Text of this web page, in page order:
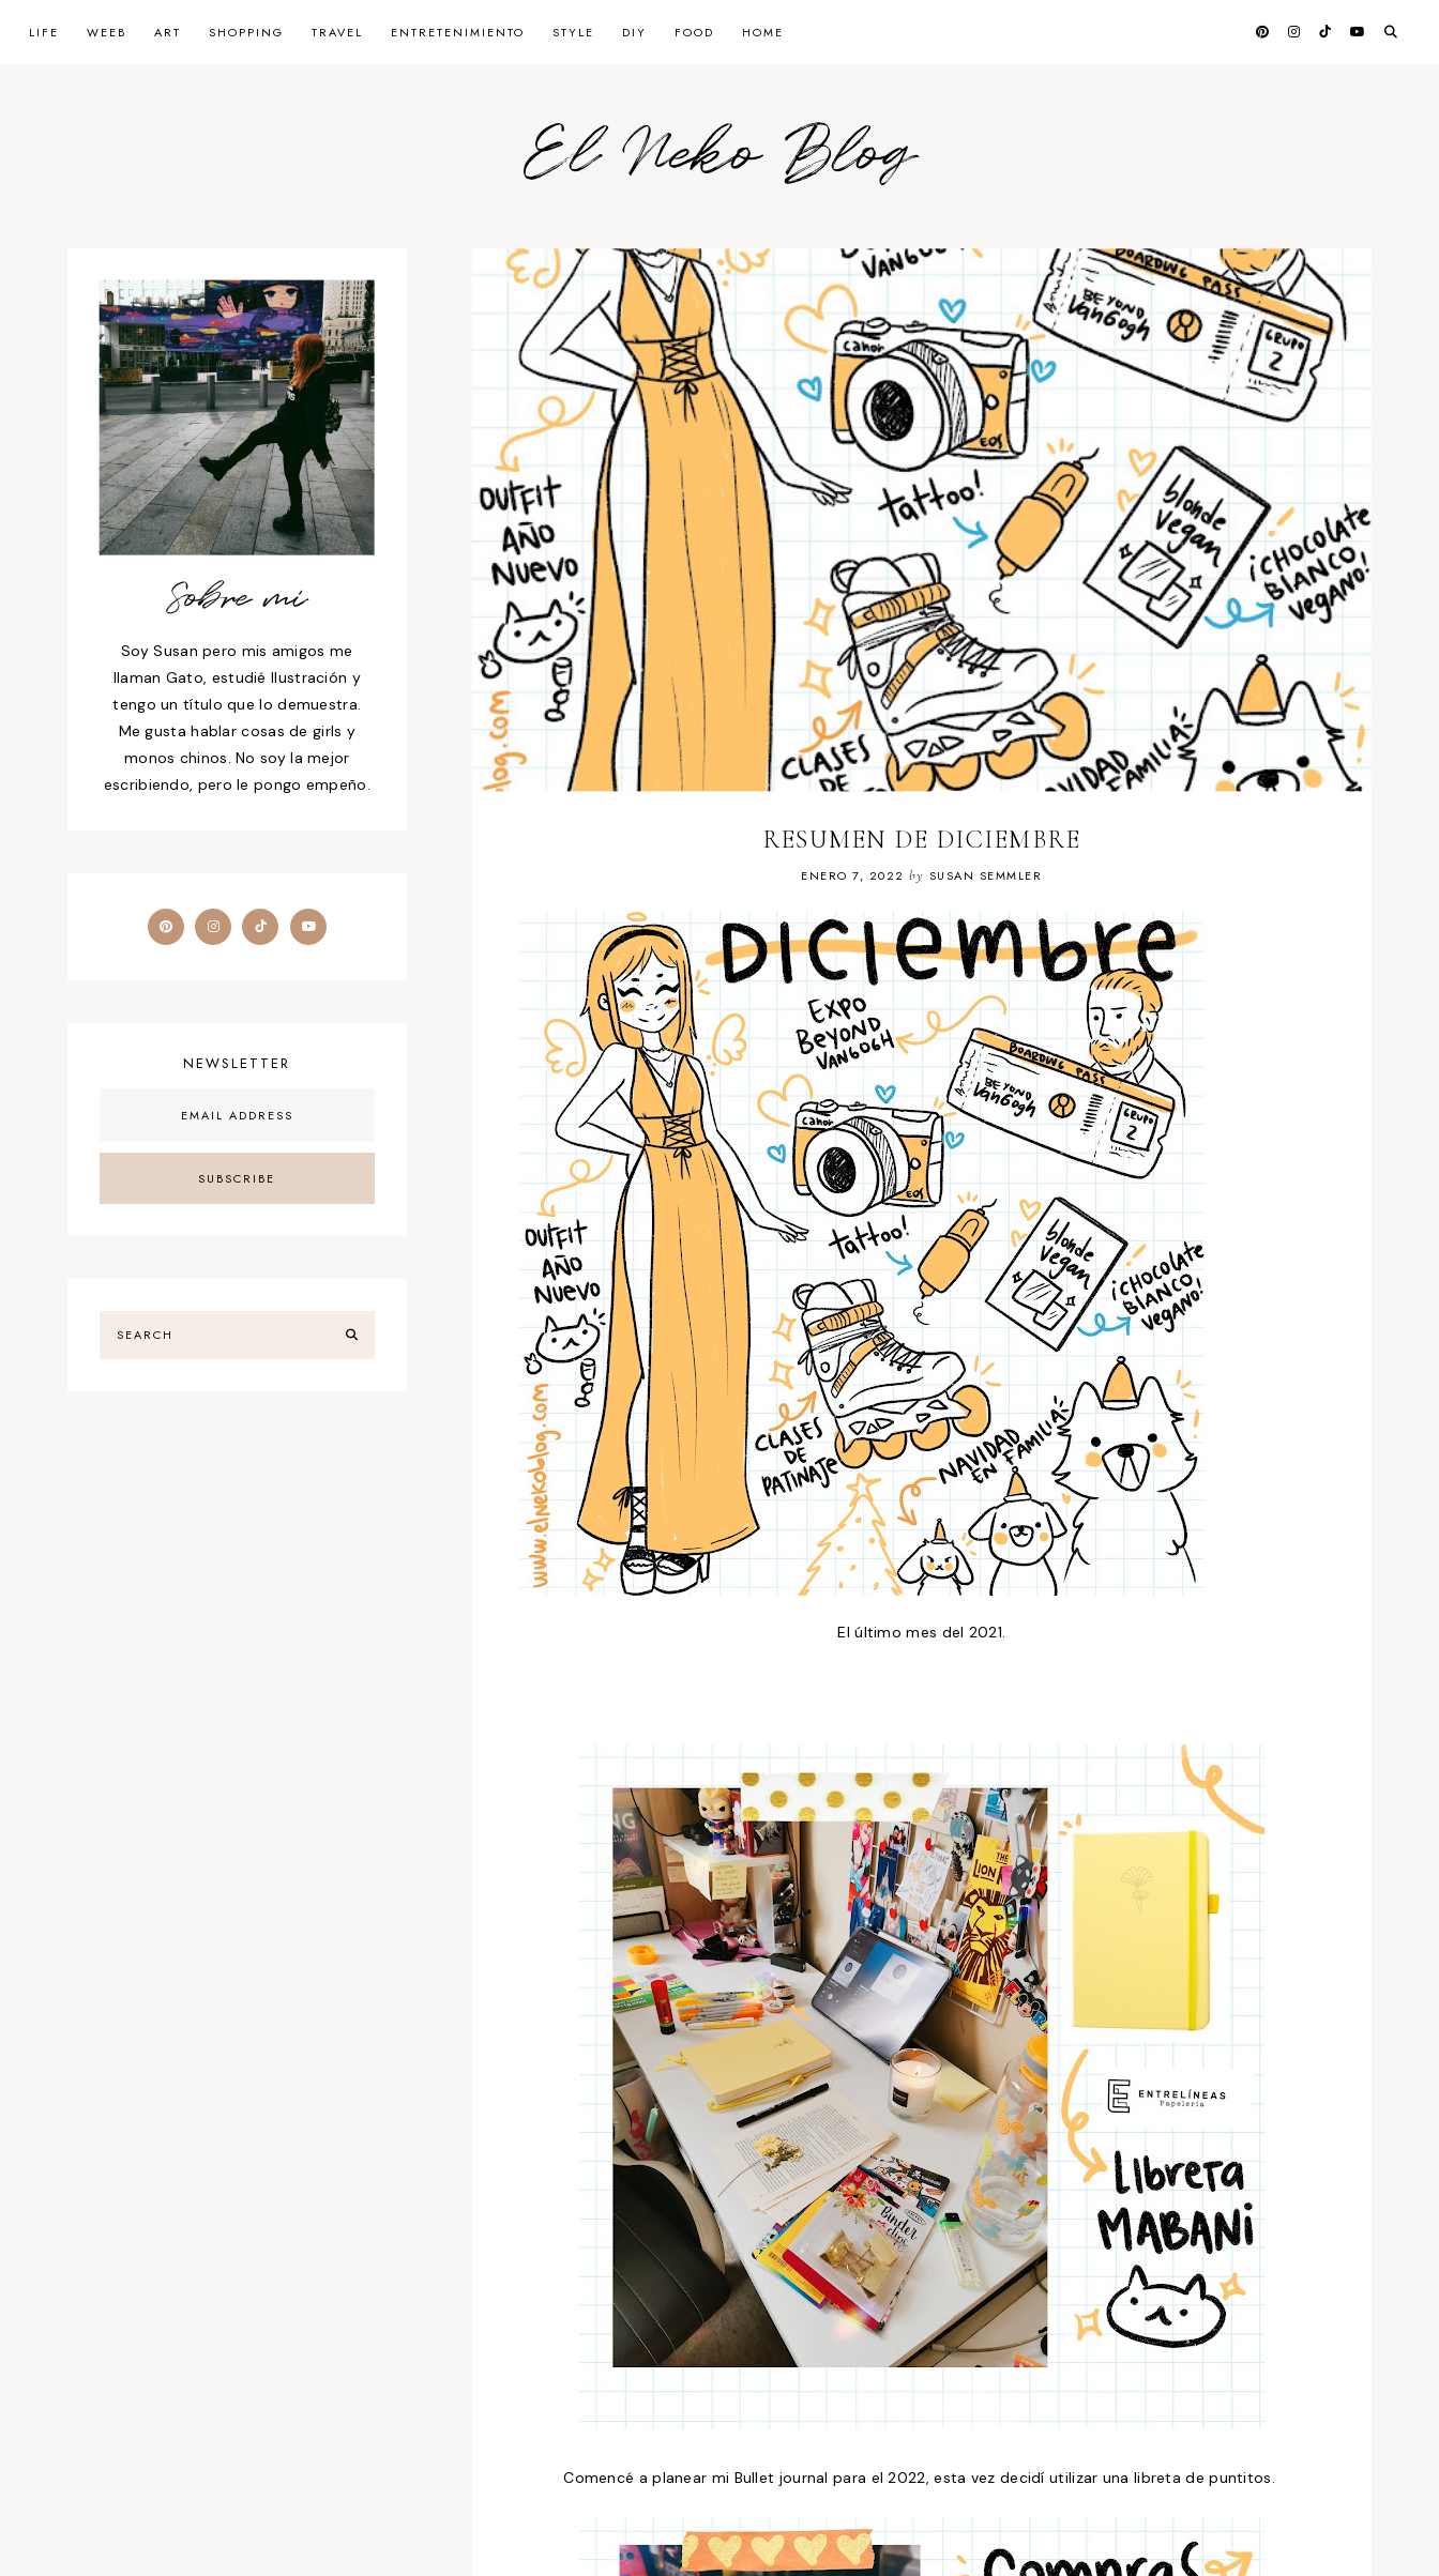
LIFE WEEB ART SHOPPING TRAVEL ENTRETENIMIENTO STYLE DIY FOOD HOME
El Neko Blog
RESUMEN DE DICIEMBRE
ENERO 7, 2022 by SUSAN SEMMLER
El último mes del 2021.
Comencé a planear mi Bullet journal para el 2022, esta vez decidí utilizar una libreta de puntitos.
Sobre mí
Soy Susan pero mis amigos me
llaman Gato, estudié Ilustración y
tengo un título que lo demuestra.
Me gusta hablar cosas de girls y
monos chinos. No soy la mejor
escribiendo, pero le pongo empeño.
NEWSLETTER